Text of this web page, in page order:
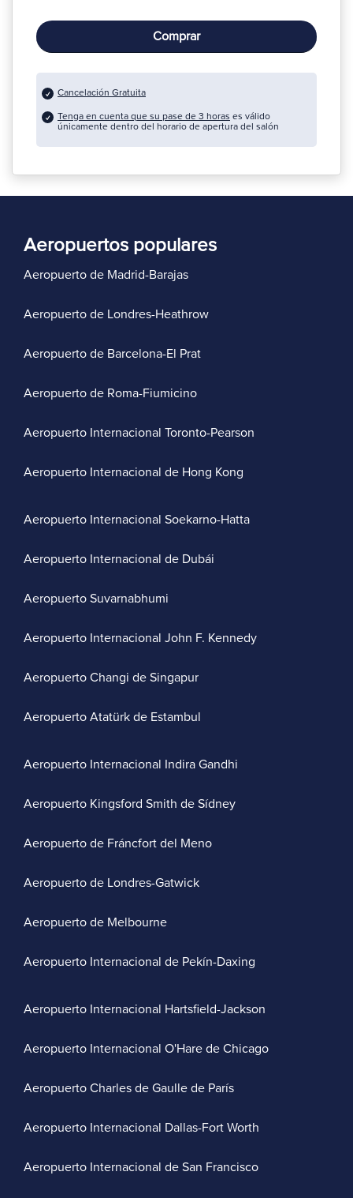
Comprar
Cancelación Gratuita
Tenga en cuenta que su pase de 3 horas es válido
únicamente dentro del horario de apertura del salón
Aeropuertos populares
Aeropuerto de Madrid-Barajas
Aeropuerto de Londres-Heathrow
Aeropuerto de Barcelona-El Prat
Aeropuerto de Roma-Fiumicino
Aeropuerto Internacional Toronto-Pearson
Aeropuerto Internacional de Hong Kong
Aeropuerto Internacional Soekarno-Hatta
Aeropuerto Internacional de Dubái
Aeropuerto Suvarnabhumi
Aeropuerto Internacional John F. Kennedy
Aeropuerto Changi de Singapur
Aeropuerto Atatürk de Estambul
Aeropuerto Internacional Indira Gandhi
Aeropuerto Kingsford Smith de Sídney
Aeropuerto de Fráncfort del Meno
Aeropuerto de Londres-Gatwick
Aeropuerto de Melbourne
Aeropuerto Internacional de Pekín-Daxing
Aeropuerto Internacional Hartsfield-Jackson
Aeropuerto Internacional O'Hare de Chicago
Aeropuerto Charles de Gaulle de París
Aeropuerto Internacional Dallas-Fort Worth
Aeropuerto Internacional de San Francisco